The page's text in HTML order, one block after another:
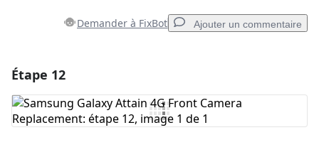
Demander à FixBot Ajouter un commentaire
Ajouter un commentaire
Étape 12